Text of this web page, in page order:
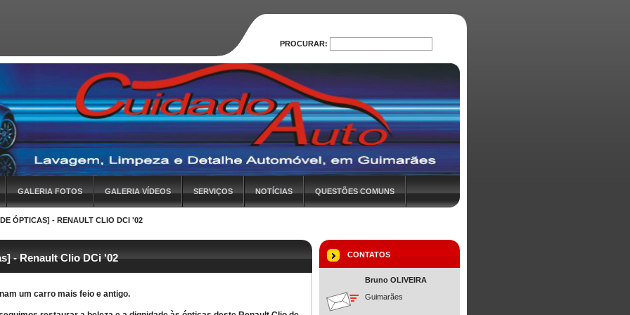
GALERIA FOTOS GALERIA VÍDEOS SERVIÇOS NOTÍCIAS QUESTÕES COMUNS
ÓPTICAS] - RENAULT CLIO DCI '02
- Renault Clio DCi '02
um carro mais feio e antigo.
CONTATOS
Bruno OLIVEIRA
Guimarães
PROCURAR: